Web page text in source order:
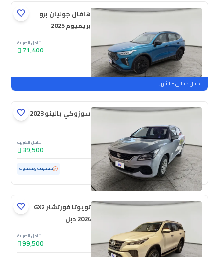
هافال جوليان برو
بريميوم 2025
شامل الضريبة
71,400
جديدة
ملوحة
غسيل مجاني ٣ اشهر
سوزوكي بالينو GL 2023
شامل الضريبة
39,500
مستعملة 69,181 كم مفحوصة ومضمونة
تويوتا فورتشنر GX2
2024 دبل
شامل الضريبة
99,500